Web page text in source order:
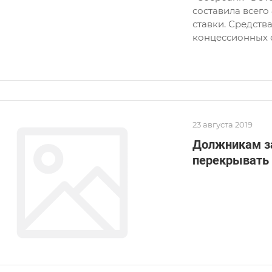
составила
ставки.
концессионных
23 августа 2019
Должникам